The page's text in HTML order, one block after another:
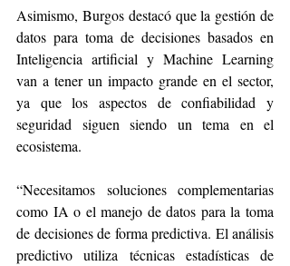
Asimismo, Burgos destacó que la gestión de
datos para toma de decisiones basados en
Inteligencia artificial y Machine Learning
van a tener un impacto grande en el sector,
ya que los aspectos de confiabilidad y
seguridad siguen siendo un tema en el
ecosistema.
“Necesitamos soluciones complementarias
como IA o el manejo de datos para la toma
de decisiones de forma predictiva. El análisis
predictivo utiliza técnicas estadísticas de